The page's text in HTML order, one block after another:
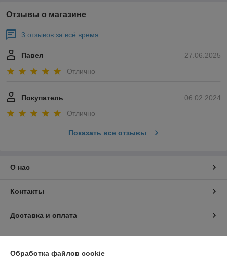
Отзывы о магазине
3 отзывов за всё время
27.06.2025
Павел
Отлично
06.02.2024
Покупатель
Отлично
Показать все отзывы
О нас
Контакты
Доставка и оплата
График работы
Обработка файлов cookie